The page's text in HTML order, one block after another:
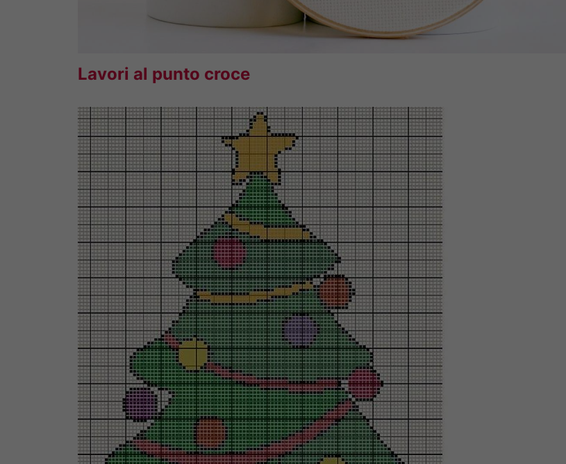
Lavori al punto croce